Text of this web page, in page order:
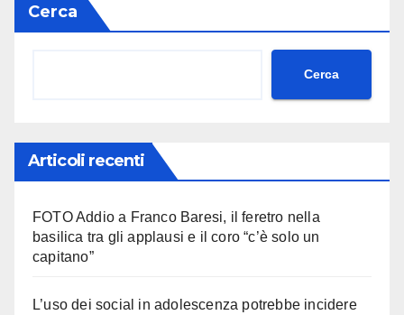
Cerca
Cerca
Articoli recenti
FOTO Addio a Franco Baresi, il feretro nella
basilica tra gli applausi e il coro “c’è solo un
capitano”
L’uso dei social in adolescenza potrebbe incidere